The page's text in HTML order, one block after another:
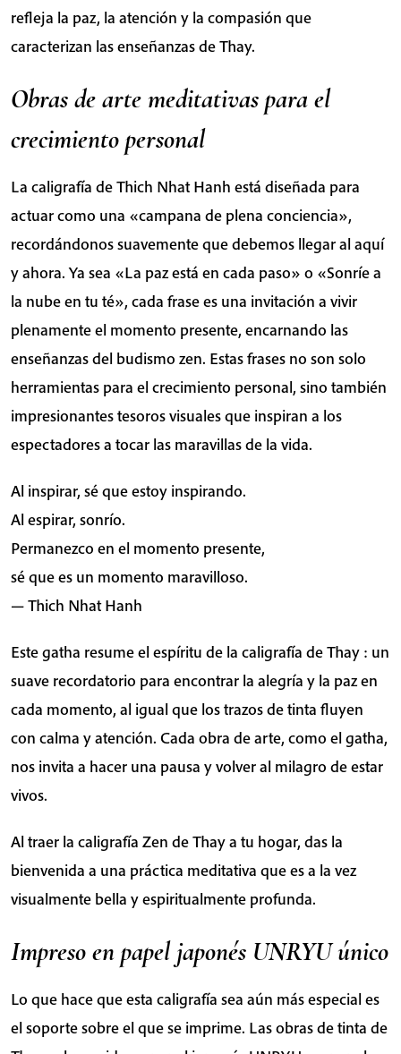
refleja la paz, la atención y la compasión que
caracterizan las enseñanzas de Thay.
Obras de arte meditativas para el
crecimiento personal
La caligrafía de Thich Nhat Hanh está diseñada para
actuar como una «campana de plena conciencia»,
recordándonos suavemente que debemos llegar al aquí
y ahora. Ya sea «La paz está en cada paso» o «Sonríe a
la nube en tu té», cada frase es una invitación a vivir
plenamente el momento presente, encarnando las
enseñanzas del budismo zen. Estas frases no son solo
herramientas para el crecimiento personal, sino también
impresionantes tesoros visuales que inspiran a los
espectadores a tocar las maravillas de la vida.
Al inspirar, sé que estoy inspirando.
Al espirar, sonrío.
Permanezco en el momento presente,
sé que es un momento maravilloso.
— Thich Nhat Hanh
Este gatha resume el espíritu de la caligrafía de Thay : un
suave recordatorio para encontrar la alegría y la paz en
cada momento, al igual que los trazos de tinta fluyen
con calma y atención. Cada obra de arte, como el gatha,
nos invita a hacer una pausa y volver al milagro de estar
vivos.
Al traer la caligrafía Zen de Thay a tu hogar, das la
bienvenida a una práctica meditativa que es a la vez
visualmente bella y espiritualmente profunda.
Impreso en papel japonés UNRYU único
Lo que hace que esta caligrafía sea aún más especial es
el soporte sobre el que se imprime. Las obras de tinta de